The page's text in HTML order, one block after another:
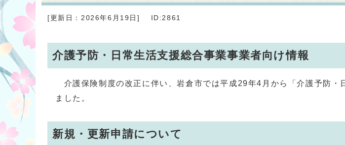
[更新日：2026年6月19日] ID:2861
介護予防・日常生活支援総合事業事業者向け情報
介護保険制度の改正に伴い、岩倉市では平成29年4月から「介護予防・
ました。
新規・更新申請について